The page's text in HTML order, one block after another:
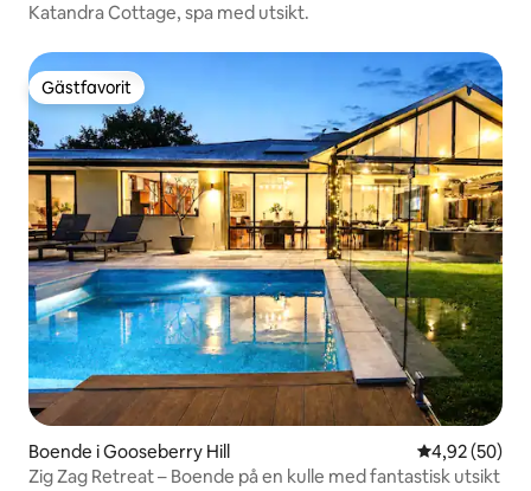
Katandra Cottage, spa med utsikt.
Gästfavorit
Gästfavorit
Boende i Gooseberry Hill 4,92 av 5 i
4,92 (50)
Zig Zag Retreat – Boende på en kulle med fantastisk utsikt